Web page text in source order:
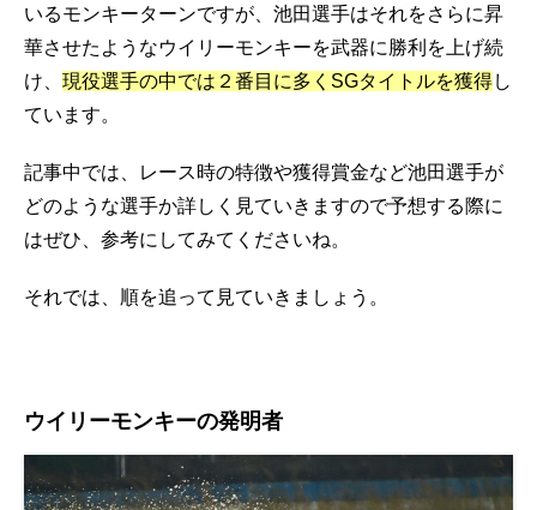
いるモンキーターンですが、池田選手はそれをさらに昇
華させたようなウイリーモンキーを武器に勝利を上げ続
け、 現役選手の中では２番目に多くSGタイトルを獲得し
ています。
記事中では、レース時の特徴や獲得賞金など池田選手が
どのような選手か詳しく見ていきますので予想する際に
はぜひ、参考にしてみてくださいね。
それでは、順を追って見ていきましょう。
ウイリーモンキーの発明者